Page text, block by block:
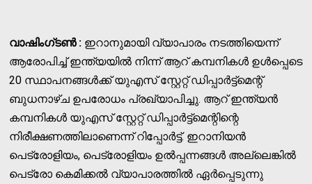
വാഷിംഗ്ടണ്‍ : ഇറാനുമായി വ്യാപാരം നടത്തിയെന്ന്
ആരോപിച്ച് ഇന്ത്യയില്‍ നിന്ന് ആറ് കമ്പനികള്‍ ഉള്‍പ്പെടെ
20 സ്ഥാപനങ്ങള്‍ക്ക് യുഎസ് സ്റ്റേറ്റ് ഡിപ്പാര്‍ട്ട്മെന്റ്
ബുധനാഴ്ച ഉപരോധം പ്രഖ്യാപിച്ചു. ആറ് ഇന്ത്യന്‍
കമ്പനികള്‍ യുഎസ് സ്റ്റേറ്റ് ഡിപ്പാര്‍ട്ട്മെന്റിന്റെ
നിരീക്ഷണത്തിലാണെന്ന് റിപ്പോര്‍ട്ട്. ഇറാനിയന്‍
പെട്രോളിയം, പെട്രോളിയം ഉല്‍പ്പന്നങ്ങള്‍ അല്ലെങ്കില്‍
പെട്രോ കെമിക്കല്‍ വ്യാപാരത്തില്‍ ഏര്‍പ്പെടുന്നു